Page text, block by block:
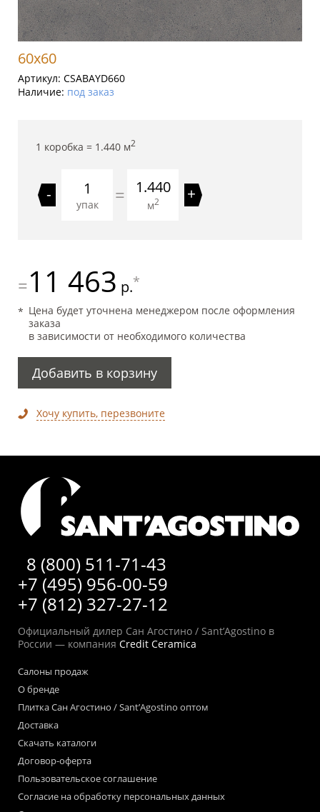
60x60
Артикул: CSABAYD660
Наличие: под заказ
1 коробка = 1.440 м2
-
упак = 1.440
м2 +
=11 463 р.*
Цена будет уточнена менеджером после оформления
заказа
в зависимости от необходимого количества
Добавить в корзину
Хочу купить, перезвоните
8 (800) 511-71-43
+7 (495) 956-00-59
+7 (812) 327-27-12
Официальный дилер Сан Агостино / Sant’Agostino в
России — компания Credit Ceramica
Салоны продаж
О бренде
Плитка Сан Агостино / Sant’Agostino оптом
Доставка
Скачать каталоги
Договор-оферта
Пользовательское соглашение
Согласие на обработку персональных данных